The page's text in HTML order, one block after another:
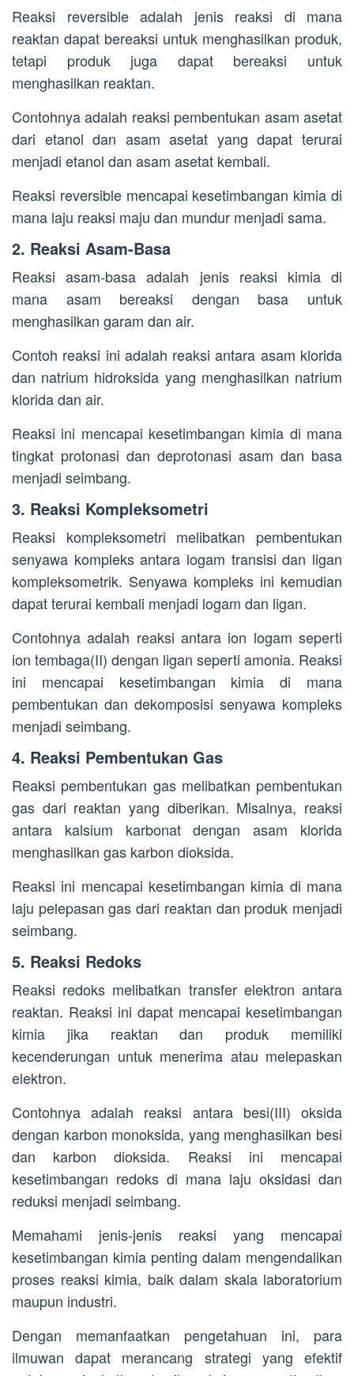
Reaksi reversible adalah jenis reaksi di mana
reaktan dapat bereaksi untuk menghasilkan produk,
tetapi produk juga dapat bereaksi untuk
menghasilkan reaktan.
Contohnya adalah reaksi pembentukan asam asetat
dari etanol dan asam asetat yang dapat terurai
menjadi etanol dan asam asetat kembali.
Reaksi reversible mencapai kesetimbangan kimia di
mana laju reaksi maju dan mundur menjadi sama.
2. Reaksi Asam-Basa
Reaksi asam-basa adalah jenis reaksi kimia di
mana asam bereaksi dengan basa untuk
menghasilkan garam dan air.
Contoh reaksi ini adalah reaksi antara asam klorida
dan natrium hidroksida yang menghasilkan natrium
klorida dan air.
Reaksi ini mencapai kesetimbangan kimia di mana
tingkat protonasi dan deprotonasi asam dan basa
menjadi seimbang.
3. Reaksi Kompleksometri
Reaksi kompleksometri melibatkan pembentukan
senyawa kompleks antara logam transisi dan ligan
kompleksometrik. Senyawa kompleks ini kemudian
dapat terurai kembali menjadi logam dan ligan.
Contohnya adalah reaksi antara ion logam seperti
ion tembaga(II) dengan ligan seperti amonia. Reaksi
ini mencapai kesetimbangan kimia di mana
pembentukan dan dekomposisi senyawa kompleks
menjadi seimbang.
4. Reaksi Pembentukan Gas
Reaksi pembentukan gas melibatkan pembentukan
gas dari reaktan yang diberikan. Misalnya, reaksi
antara kalsium karbonat dengan asam klorida
menghasilkan gas karbon dioksida.
Reaksi ini mencapai kesetimbangan kimia di mana
laju pelepasan gas dari reaktan dan produk menjadi
seimbang.
5. Reaksi Redoks
Reaksi redoks melibatkan transfer elektron antara
reaktan. Reaksi ini dapat mencapai kesetimbangan
kimia jika reaktan dan produk memiliki
kecenderungan untuk menerima atau melepaskan
elektron.
Contohnya adalah reaksi antara besi(III) oksida
dengan karbon monoksida, yang menghasilkan besi
dan karbon dioksida. Reaksi ini mencapai
kesetimbangan redoks di mana laju oksidasi dan
reduksi menjadi seimbang.
Memahami jenis-jenis reaksi yang mencapai
kesetimbangan kimia penting dalam mengendalikan
proses reaksi kimia, baik dalam skala laboratorium
maupun industri.
Dengan memanfaatkan pengetahuan ini, para
ilmuwan dapat merancang strategi yang efektif